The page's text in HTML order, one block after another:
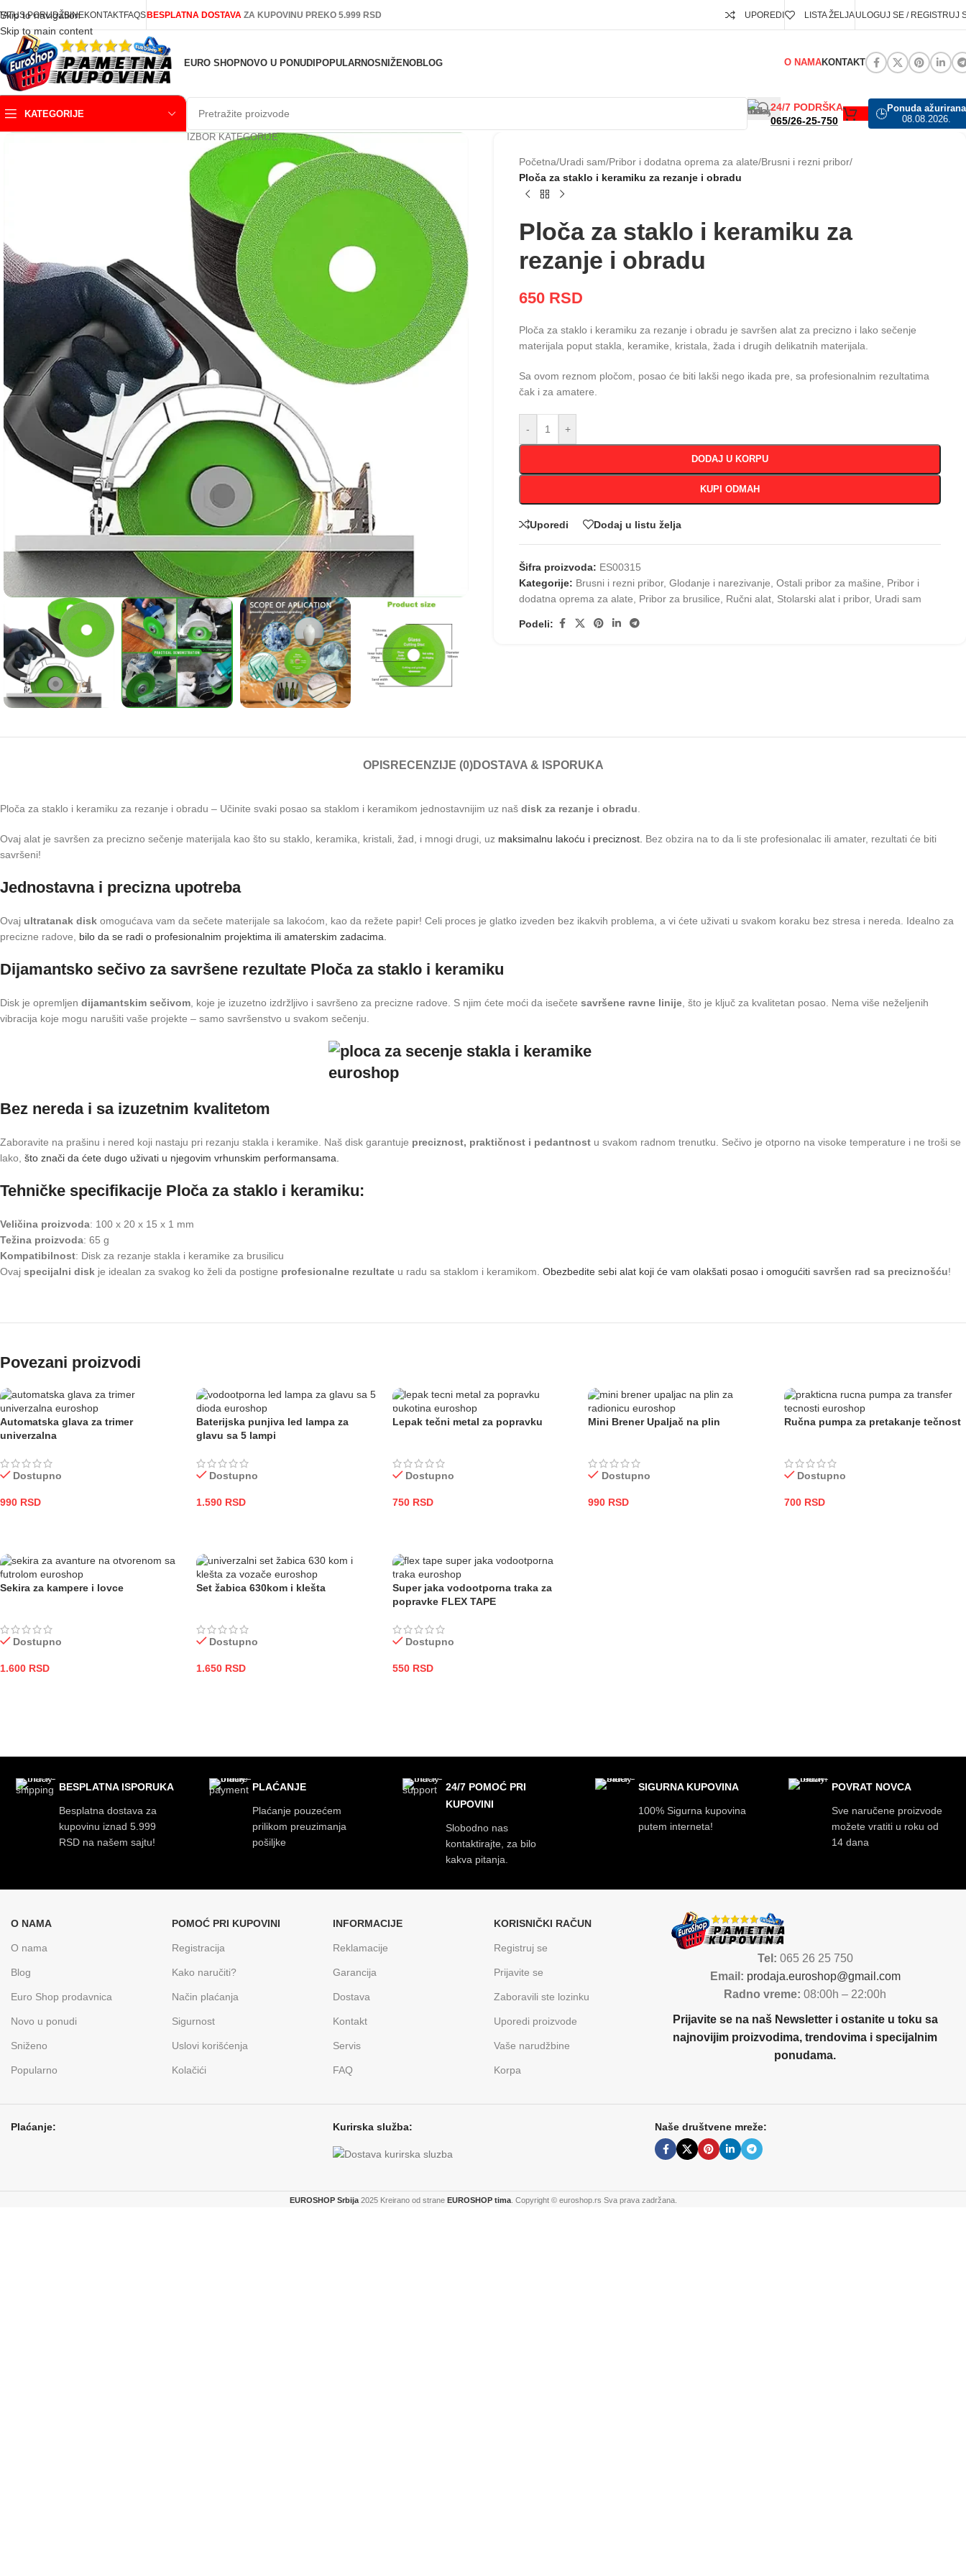
Skip to navigation
Skip to main content
PORUDŽBINEKONTAKTFAQSBESPLATNA DOSTAVA ZA KUPOVINU PREKO 5.999 RSD UPOREDI LISTA ŽELJAULOGUJ SE / REGISTRUJ
EURO SHOPNOVO U PONUDIPOPULARNOSNIŽENOBLOG O NAMAKONTAKT
KATEGORIJE
IZBOR KATEGORIJE
24/7 PODRŠKA
065/26-25-750
🕒Ponuda ažurirana
08.08.2026.
Početna/Uradi sam/Pribor i dodatna oprema za alate/Brusni i rezni pribor/
Ploča za staklo i keramiku za rezanje i obradu
Ploča za staklo i keramiku za
rezanje i obradu
650 RSD
Ploča za staklo i keramiku za rezanje i obradu je savršen alat za precizno i lako sečenje
materijala poput stakla, keramike, kristala, žada i drugih delikatnih materijala.
Sa ovom reznom pločom, posao će biti lakši nego ikada pre, sa profesionalnim rezultatima
čak i za amatere.
- +
DODAJ U KORPU
KUPI ODMAH
Uporedi Dodaj u listu želja
Šifra proizvoda: ES00315
Kategorije: Brusni i rezni pribor, Glodanje i narezivanje Ostali pribor za mašine
Pribor i
dodatna oprema za alate
Pribor za brusilice Ručni alat Stolarski alat i pribor, Uradi sam
Podeli:
OPIS RECENZIJE (0)DOSTAVA & ISPORUKA
Ploča za staklo i keramiku za rezanje i obradu – Učinite svaki posao sa staklom i keramikom jednostavnijim uz naš disk za rezanje i obradu.
Ovaj alat je savršen za precizno sečenje materijala kao što su staklo, keramika, kristali, žad, i mnogi drugi, uz maksimalnu lakoću i preciznost. Bez obzira na to da li ste profesionalac ili amater, rezultati će biti
savršeni!
Jednostavna i precizna upotreba
Ovaj ultratanak disk omogućava vam da sečete materijale sa lakoćom, kao da režete papir! Celi proces je glatko izveden bez ikakvih problema, a vi ćete uživati u svakom koraku bez stresa i nereda. Idealno za
precizne radove, bilo da se radi o profesionalnim projektima ili amaterskim zadacima.
Dijamantsko sečivo za savršene rezultate Ploča za staklo i keramiku
Disk je opremljen dijamantskim sečivom, koje je izuzetno izdržljivo i savršeno za precizne radove. S njim ćete moći da isečete savršene ravne linije, što je ključ za kvalitetan posao. Nema više neželjenih
vibracija koje mogu narušiti vaše projekte – samo savršenstvo u svakom sečenju.
Bez nereda i sa izuzetnim kvalitetom
Zaboravite na prašinu i nered koji nastaju pri rezanju stakla i keramike. Naš disk garantuje preciznost, praktičnost i pedantnost u svakom radnom trenutku. Sečivo je otporno na visoke temperature i ne troši se
lako, što znači da ćete dugo uživati u njegovim vrhunskim performansama.
Tehničke specifikacije Ploča za staklo i keramiku:
Veličina proizvoda: 100 x 20 x 15 x 1 mm
Težina proizvoda: 65 g
Kompatibilnost: Disk za rezanje stakla i keramike za brusilicu
Ovaj specijalni disk je idealan za svakog ko želi da postigne profesionalne rezultate u radu sa staklom i keramikom. Obezbedite sebi alat koji će vam olakšati posao i omogućiti savršen rad sa preciznošću!
Povezani proizvodi
Automatska glava za trimer
univerzalna
Dostupno
990 RSD
Baterijska punjiva led lampa za
glavu sa 5 lampi
Dostupno
1.590 RSD
Lepak tečni metal za popravku
Dostupno
750 RSD
Mini Brener Upaljač na plin
Dostupno
990 RSD
Ručna pumpa za pretakanje tečnost
Dostupno
700 RSD
Sekira za kampere i lovce
Dostupno
1.600 RSD
Set žabica 630kom i klešta
Dostupno
1.650 RSD
Super jaka vodootporna traka za
popravke FLEX TAPE
Dostupno
550 RSD
BESPLATNA ISPORUKA
Besplatna dostava za
kupovinu iznad 5.999
RSD na našem sajtu!
PLAĆANJE
Plaćanje pouzećem
prilikom preuzimanja
pošiljke
24/7 POMOĆ PRI
KUPOVINI
Slobodno nas
kontaktirajte, za bilo
kakva pitanja.
SIGURNA KUPOVINA
100% Sigurna kupovina
putem interneta!
POVRAT NOVCA
Sve naručene proizvode
možete vratiti u roku od
14 dana
O NAMA
O nama
Blog
Euro Shop prodavnica
Novo u ponudi
Sniženo
Popularno
POMOĆ PRI KUPOVINI
Registracija
Kako naručiti?
Način plaćanja
Sigurnost
Uslovi korišćenja
Kolačići
INFORMACIJE
Reklamacije
Garancija
Dostava
Kontakt
Servis
FAQ
KORISNIČKI RAČUN
Registruj se
Prijavite se
Zaboravili ste lozinku
Uporedi proizvode
Vaše narudžbine
Korpa
Tel: 065 26 25 750
Email: prodaja.euroshop@gmail.com
Radno vreme: 08:00h – 22:00h
Prijavite se na naš Newsletter i ostanite u toku sa
najnovijim proizvodima, trendovima i specijalnim
ponudama.
Plaćanje: Kurirska služba: Naše društvene mreže:
EUROSHOP Srbija 2025 Kreirano od strane EUROSHOP tima. Copyright © euroshop.rs Sva prava zadržana.